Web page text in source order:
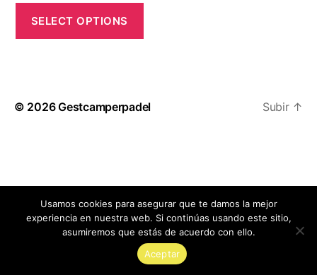
SELECT OPTIONS
© 2026Gestcamperpadel Subir ↑
Usamos cookies para asegurar que te damos la mejor
experiencia en nuestra web. Si continúas usando este sitio,
asumiremos que estás de acuerdo con ello.
Aceptar